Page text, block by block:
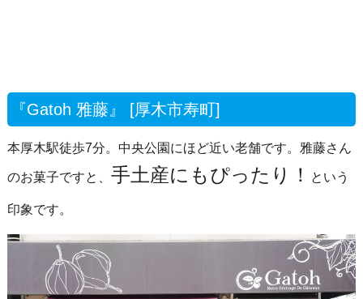
『Gatoh 雅藤』 [厚木市寿町]
本厚木駅徒歩7分。中央公園にほど近い老舗です。雅藤さん
のお菓子ですと、 手土産にもぴったり！ という
印象です。